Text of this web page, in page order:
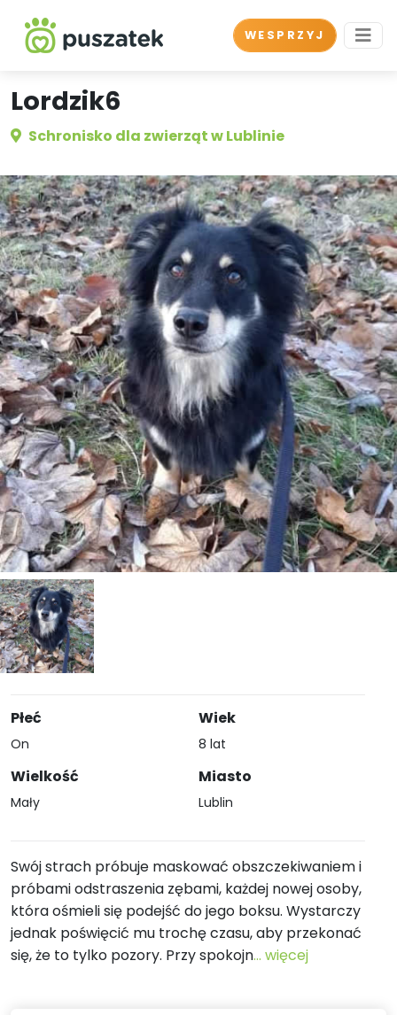
WESPRZYJ
Lordzik6
Schronisko dla zwierząt w Lublinie
Płeć
On
Wielkość
Mały
Wiek
8 lat
Miasto
Lublin
Swój strach próbuje maskować obszczekiwaniem i
próbami odstraszenia zębami, każdej nowej osoby,
która ośmieli się podejść do jego boksu. Wystarczy
jednak poświęcić mu trochę czasu, aby przekonać
się, że to tylko pozory. Przy spokojn... więcej